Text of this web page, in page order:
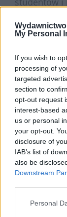
My Personal
If you wish to
processing of
targeted
section to
opt-out request
interest-based
us or personal
your opt-out.
disclosure of
IAB’s list of
also be
Downstream
Personal
diagnostyki
listopada
Studenckie
Radiologii
READ MORE